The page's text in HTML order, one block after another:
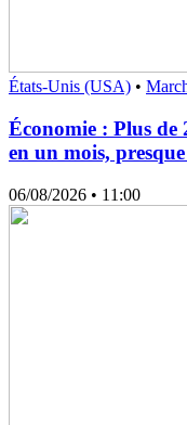
États-Unis (USA) •
Économie : Plus
en un mois,
06/08/2026 • 11:00